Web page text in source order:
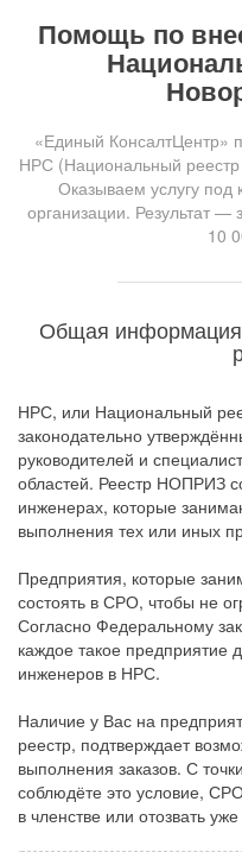
Помощь по
«Единый КонсалтЦентр»
НРС (Национальный реестр
Оказываем услугу под
организации. Результат
10
Общая информация
НРС, или Национальный
законодательно
руководителей и
областей. Реестр НОПРИЗ
инженерах, которые
выполнения тех или иных
Предприятия, которые
состоять в СРО, чтобы не
Согласно Федеральному
каждое такое предприятие
инженеров в НРС.
Наличие у Вас на
реестр, подтверждает
выполнения заказов. С
соблюдёте это условие,
в членстве или отозвать